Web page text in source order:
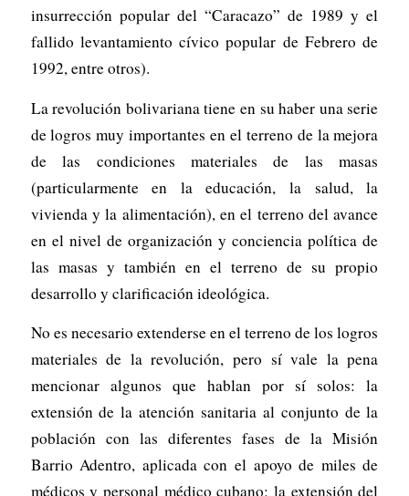
insurrección popular del “Caracazo” de 1989 y el
fallido levantamiento cívico popular de Febrero de
1992, entre otros).
La revolución bolivariana tiene en su haber una serie
de logros muy importantes en el terreno de la mejora
de las condiciones materiales de las masas
(particularmente en la educación, la salud, la
vivienda y la alimentación), en el terreno del avance
en el nivel de organización y conciencia política de
las masas y también en el terreno de su propio
desarrollo y clarificación ideológica.
No es necesario extenderse en el terreno de los logros
materiales de la revolución, pero sí vale la pena
mencionar algunos que hablan por sí solos: la
extensión de la atención sanitaria al conjunto de la
población con las diferentes fases de la Misión
Barrio Adentro, aplicada con el apoyo de miles de
médicos y personal médico cubano; la extensión del